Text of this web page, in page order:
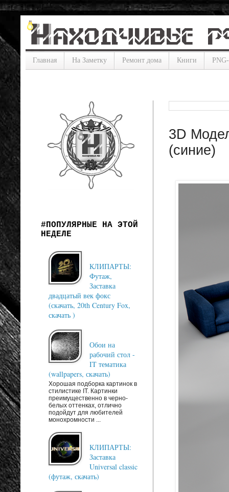
Главная На Заметку Ремонт дома Книги
3D
(синие)
#ПОПУЛЯРНЫЕ НА ЭТОЙ
НЕДЕЛЕ
КЛИПАРТЫ:
Футаж,
Заставка
двадцатый век фокс
(скачать, 20th Century Fox,
скачать )
Обои на
рабочий стол -
IT тематика
(wallpapers, скачать)
Хорошая подборка картинок в
стилистике IT. Картинки
преимущественно в черно-
белых оттенках, отлично
подойдут для любителей
монохромности ...
КЛИПАРТЫ:
Заставка
Universal classic
(футаж, скачать)